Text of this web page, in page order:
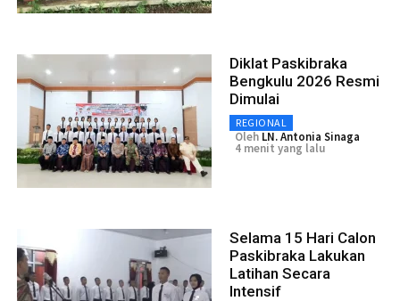
Diklat Paskibraka
Bengkulu 2026 Resmi
Dimulai
REGIONAL
Oleh LN. Antonia Sinaga
4 menit yang lalu
Selama 15 Hari Calon
Paskibraka Lakukan
Latihan Secara
Intensif